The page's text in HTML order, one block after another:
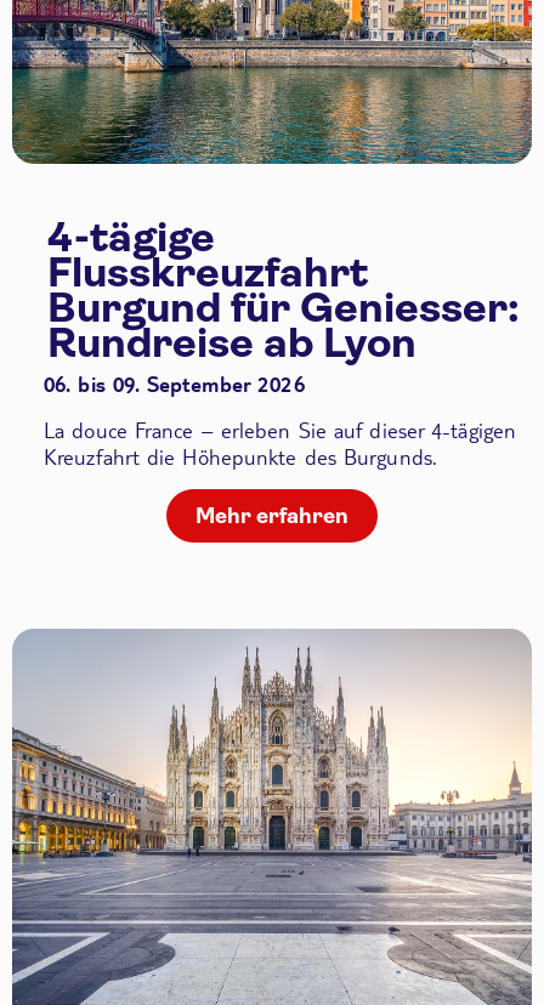
4-tägige
Flusskreuzfahrt
Burgund für Geniesser:
Rundreise ab Lyon
06. bis 09. September 2026
La douce France – erleben Sie auf dieser 4-tägigen
Kreuzfahrt die Höhepunkte des Burgunds.
Mehr erfahren